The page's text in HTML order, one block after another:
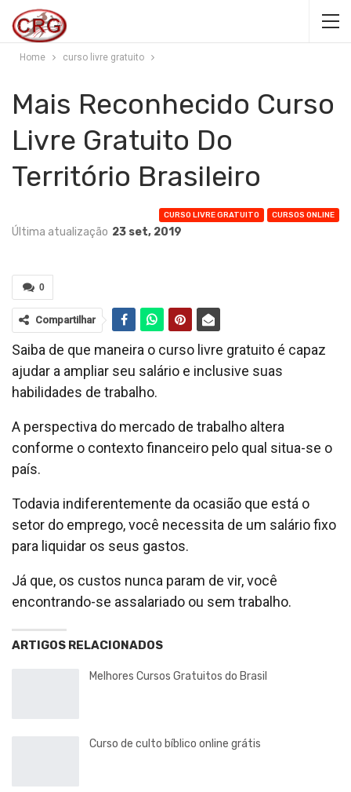
Home curso livre gratuito
Mais Reconhecido Curso
Livre Gratuito Do
Território Brasileiro
CURSO LIVRE GRATUITO CURSOS ONLINE
Última atualização 23 set, 2019
0
Compartilhar
Saiba de que maneira o curso livre gratuito é capaz
ajudar a ampliar seu salário e inclusive suas
habilidades de trabalho.
A perspectiva do mercado de trabalho altera
conforme o contexto financeiro pelo qual situa-se o
país.
Todavia indiferentemente da ocasião que está o
setor do emprego, você necessita de um salário fixo
para liquidar os seus gastos.
Já que, os custos nunca param de vir, você
encontrando-se assalariado ou sem trabalho.
ARTIGOS RELACIONADOS
Melhores Cursos Gratuitos do Brasil
Curso de culto bíblico online grátis